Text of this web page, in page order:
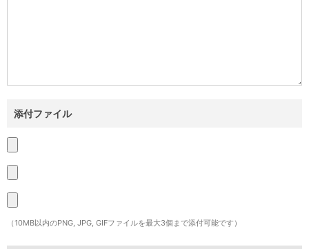
添付ファイル
（10MB以内のPNG, JPG, GIFファイルを最大3個まで添付可能です）